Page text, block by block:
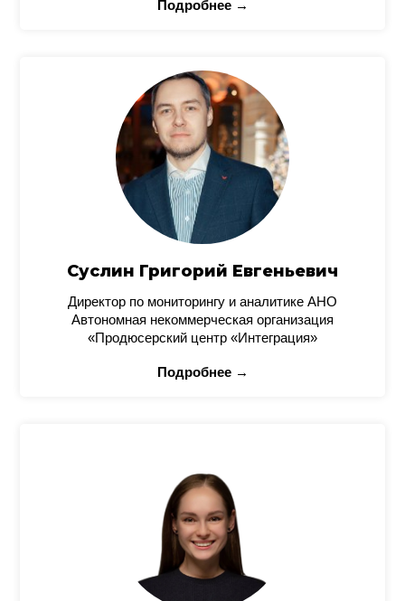
Подробнее →
Суслин Григорий Евгеньевич
Директор по мониторингу и аналитике АНО
Автономная некоммерческая организация
«Продюсерский центр «Интеграция»
Подробнее →